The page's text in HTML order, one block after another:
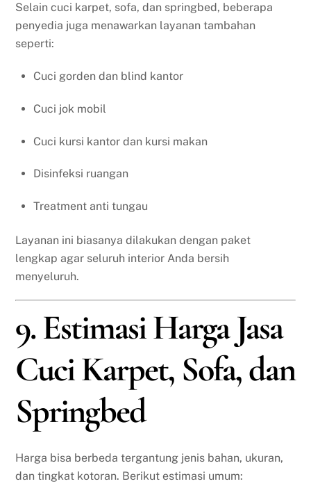
Selain cuci karpet, sofa, dan springbed, beberapa
penyedia juga menawarkan layanan tambahan
seperti:
Cuci gorden dan blind kantor
Cuci jok mobil
Cuci kursi kantor dan kursi makan
Disinfeksi ruangan
Treatment anti tungau
Layanan ini biasanya dilakukan dengan paket
lengkap agar seluruh interior Anda bersih
menyeluruh.
9. Estimasi Harga Jasa
Cuci Karpet, Sofa, dan
Springbed
Harga bisa berbeda tergantung jenis bahan, ukuran,
dan tingkat kotoran. Berikut estimasi umum: